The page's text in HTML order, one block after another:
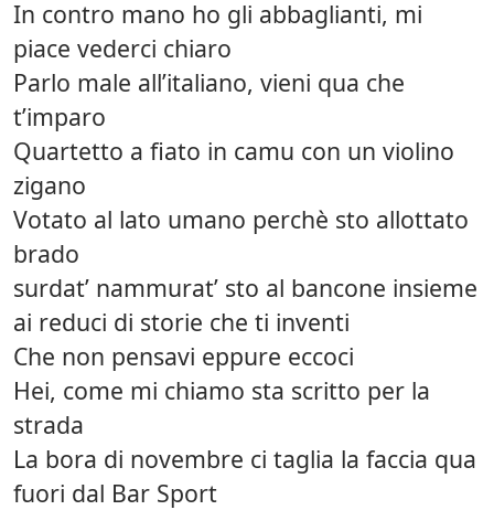
In contro mano ho gli abbaglianti, mi
piace vederci chiaro
Parlo male all’italiano, vieni qua che
t’imparo
Quartetto a fiato in camu con un violino
zigano
Votato al lato umano perchè sto allottato
brado
surdat’ nammurat’ sto al bancone insieme
ai reduci di storie che ti inventi
Che non pensavi eppure eccoci
Hei, come mi chiamo sta scritto per la
strada
La bora di novembre ci taglia la faccia qua
fuori dal Bar Sport